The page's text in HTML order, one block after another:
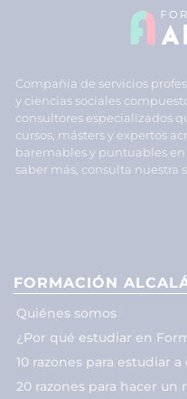
Compañía de servicios
y ciencias sociales
consultores especializados
cursos, másters y expertos
baremables y puntuables en
saber más, consulta nuestra
FORMACIÓN
Quiénes somos
¿Por qué estudiar en
10 razones para estudiar
20 razones para hacer